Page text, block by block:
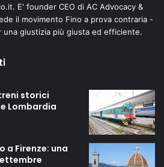
E' founder CEO di AC Advocacy &
il movimento Fino a prova contraria -
giustizia più giusta ed efficiente.
storici
Lombardia
a Firenze: una